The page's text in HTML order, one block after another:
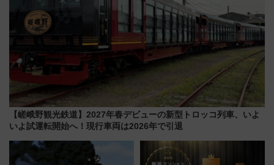
【嵯峨野観光鉄道】2027年春デビューの新型トロッコ列車、いよ
いよ試運転開始へ！現行車両は2026年で引退